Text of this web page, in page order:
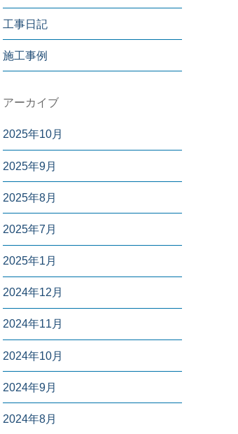
工事日記
施工事例
アーカイブ
2025年10月
2025年9月
2025年8月
2025年7月
2025年1月
2024年12月
2024年11月
2024年10月
2024年9月
2024年8月